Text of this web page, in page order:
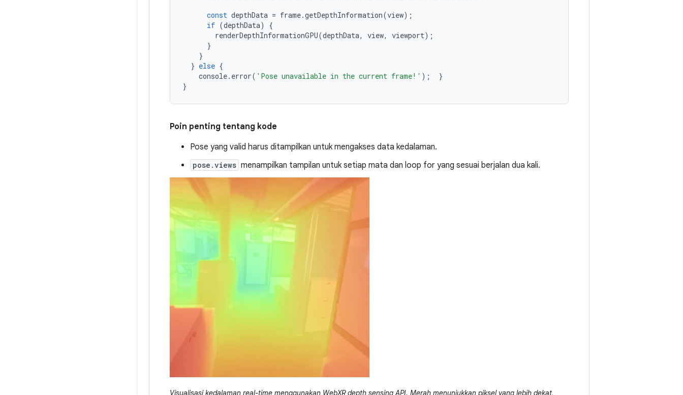
const depthData = frame.getDepthInformation(view);
if (depthData)
{
renderDepthInformationGPU(depthData, view, viewport);
}
}
} else {
console. error( 'Pose unavailable in the current frame!' );
}
}
Poin penting tentang kode
Pose yang valid harus ditampilkan untuk mengakses data kedalaman.
pose.views menampilkan tampilan untuk setiap mata dan loop for yang sesuai berjalan dua kali.
Visualisasi kedalaman real-time menggunakan WebXR depth sensing API. Merah menunjukkan piksel yang lebih dekat,